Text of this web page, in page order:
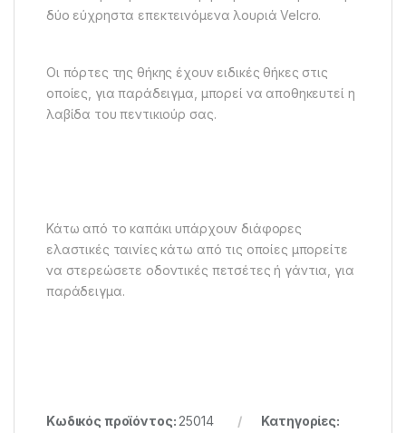
δύο εύχρηστα επεκτεινόμενα λουριά Velcro.
Οι πόρτες της θήκης έχουν ειδικές θήκες στις
οποίες, για παράδειγμα, μπορεί να αποθηκευτεί η
λαβίδα του πεντικιούρ σας.
Κάτω από το καπάκι υπάρχουν διάφορες
ελαστικές ταινίες κάτω από τις οποίες μπορείτε
να στερεώσετε οδοντικές πετσέτες ή γάντια, για
παράδειγμα.
Κωδικός προϊόντος: 25014
Κατηγορίες: